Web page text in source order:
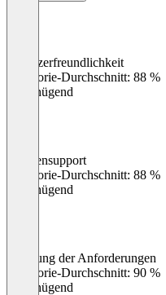
Benutzerfreundlichkeit
Kategorie-Durchschnitt: 88 %
Ungenügend
Kundensupport
Kategorie-Durchschnitt: 88 %
Ungenügend
Erfüllung der Anforderungen
Kategorie-Durchschnitt: 90 %
Ungenügend